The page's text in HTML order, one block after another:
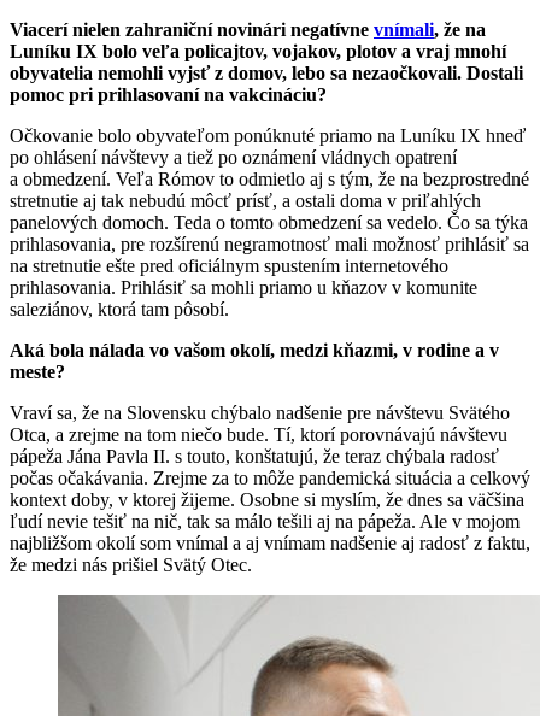
Viacerí nielen zahraniční novinári negatívne vnímali, že na
Luníku IX bolo veľa policajtov, vojakov, plotov a vraj mnohí
obyvatelia nemohli vyjsť z domov, lebo sa nezaočkovali. Dostali
pomoc pri prihlasovaní na vakcináciu?
Očkovanie bolo obyvateľom ponúknuté priamo na Luníku IX hneď
po ohlásení návštevy a tiež po oznámení vládnych opatrení
a obmedzení. Veľa Rómov to odmietlo aj s tým, že na bezprostredné
stretnutie aj tak nebudú môcť prísť, a ostali doma v priľahlých
panelových domoch. Teda o tomto obmedzení sa vedelo. Čo sa týka
prihlasovania, pre rozšírenú negramotnosť mali možnosť prihlásiť sa
na stretnutie ešte pred oficiálnym spustením internetového
prihlasovania. Prihlásiť sa mohli priamo u kňazov v komunite
saleziánov, ktorá tam pôsobí.
Aká bola nálada vo vašom okolí, medzi kňazmi, v rodine a v
meste?
Vraví sa, že na Slovensku chýbalo nadšenie pre návštevu Svätého
Otca, a zrejme na tom niečo bude. Tí, ktorí porovnávajú návštevu
pápeža Jána Pavla II. s touto, konštatujú, že teraz chýbala radosť
počas očakávania. Zrejme za to môže pandemická situácia a celkový
kontext doby, v ktorej žijeme. Osobne si myslím, že dnes sa väčšina
ľudí nevie tešiť na nič, tak sa málo tešili aj na pápeža. Ale v mojom
najbližšom okolí som vnímal a aj vnímam nadšenie aj radosť z faktu,
že medzi nás prišiel Svätý Otec.